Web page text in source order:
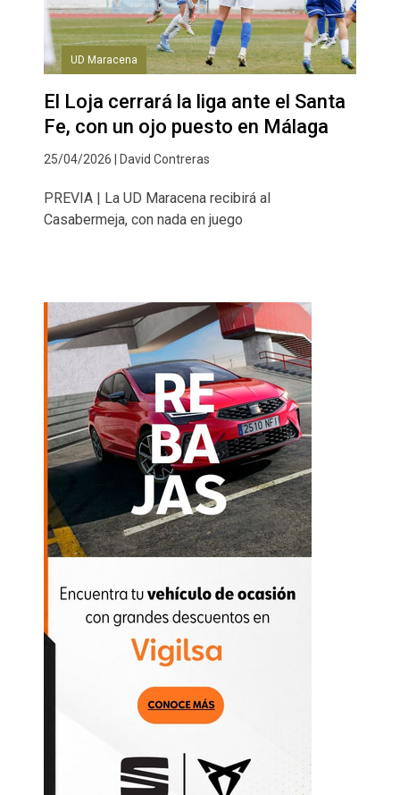
UD Maracena
El Loja cerrará la liga ante el Santa
Fe, con un ojo puesto en Málaga
25/04/2026 | David Contreras
PREVIA | La UD Maracena recibirá al
Casabermeja, con nada en juego